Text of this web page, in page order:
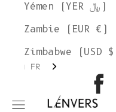
L'ENVERS
Ouvrir le menu de
Yémen (YER ﷼)
Zambie (EUR €)
Zimbabwe (USD
FR